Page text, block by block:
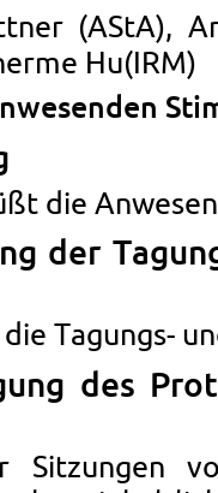
(AStA),
Hu(IRM)
die
der
Ta­gungs-
des
Sit­zun­gen